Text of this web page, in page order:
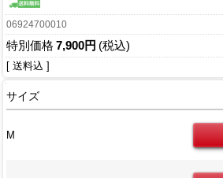
06924700010
特別価格 7,900円 (税込)
[ 送料込 ]
サイズ
M